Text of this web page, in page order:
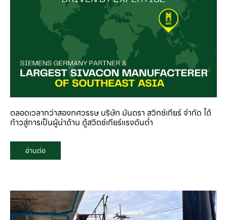
ตลอดเวลากว่าสองทศวรรษ บริษัท มันตรา สวิทช์เกียร์ จำกัด ได้
ก้าวสู่การเป็นผู้นำด้าน ตู้สวิตช์เกียร์แรงดันต่ำ
อ่านต่อ